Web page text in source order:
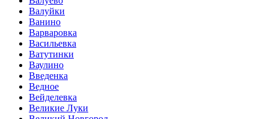
Валуйки
Ванино
Варваровка
Васильевка
Ватутинки
Ваулино
Введенка
Ведное
Вейделевка
Великие Луки